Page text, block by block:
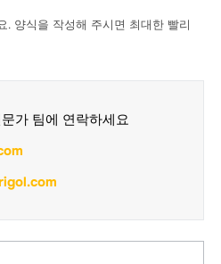
. 양식을 작성해 주시면 최대한 빨리
가 팀에 연락하세요